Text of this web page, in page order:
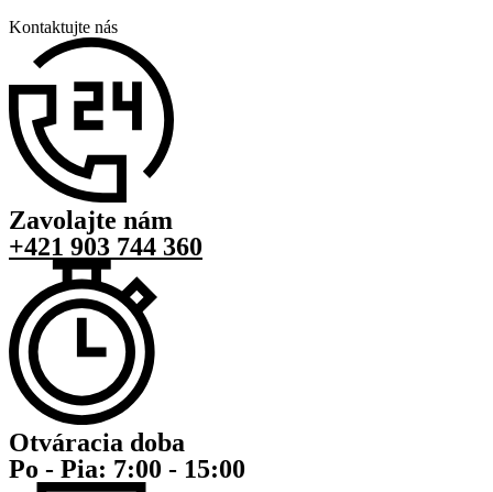
Kontaktujte nás
Zavolajte nám
+421 903 744 360
Otváracia doba
Po - Pia: 7:00 - 15:00